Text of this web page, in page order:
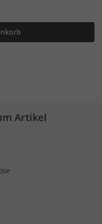
Artikel